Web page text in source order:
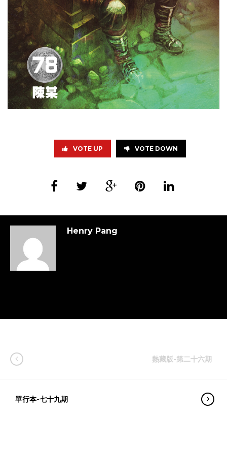
VOTE UP VOTE DOWN
Henry Pang
熱藏版-第二十六期
單行本-七十九期